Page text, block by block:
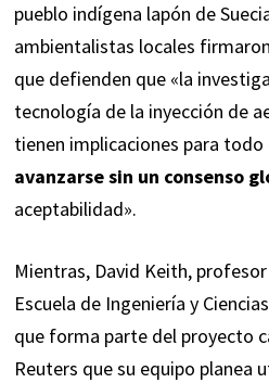
pueblo indígena lapón de
ambientalistas locales
que defienden que «la
tecnología de la inyección de
tienen implicaciones para todo
avanzarse sin un consenso
aceptabilidad».
Mientras, David Keith,
Escuela de Ingeniería y
que forma parte del proyecto
Reuters que su equipo planea